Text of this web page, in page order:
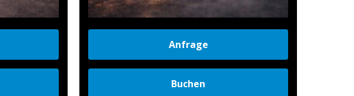
Anfrage
Buchen